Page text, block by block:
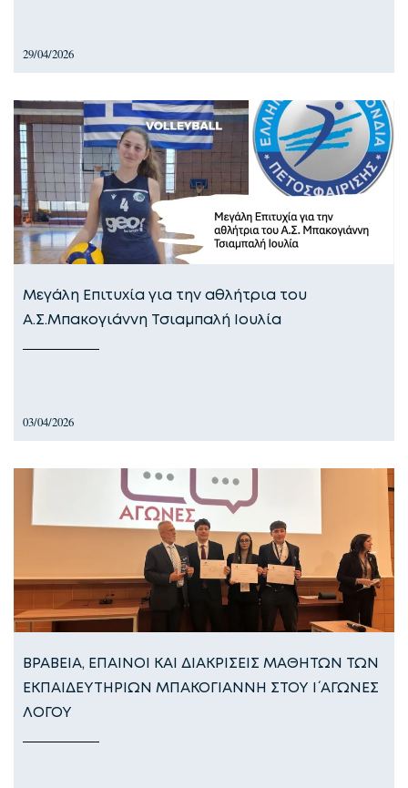
29/04/2026
Μεγάλη Επιτυχία για την αθλήτρια του
Α.Σ.Μπακογιάννη Τσιαμπαλή Ιουλία
03/04/2026
ΒΡΑΒΕΙΑ, ΕΠΑΙΝΟΙ ΚΑΙ ΔΙΑΚΡΙΣΕΙΣ ΜΑΘΗΤΩΝ ΤΩΝ
ΕΚΠΑΙΔΕΥΤΗΡΙΩΝ ΜΠΑΚΟΓΙΑΝΝΗ ΣΤΟΥ Ι΄ ΑΓΩΝΕΣ
ΛΟΓΟΥ